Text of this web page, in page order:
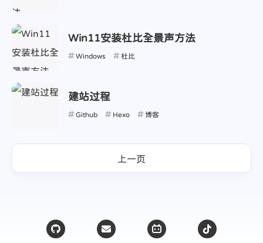
Win11安装杜比全景声方法
Windows 杜比
建站过程
Github Hexo 博客
上一页